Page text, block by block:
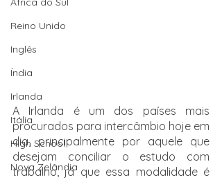
Reino Unido
Inglês
Índia
Irlanda
Itália
High School
Nova Zelândia
A Irlanda é um dos países mais
procurados para intercâmbio hoje em
dia, principalmente por aquele que
desejam conciliar o estudo com
trabalho, já que essa modalidade é